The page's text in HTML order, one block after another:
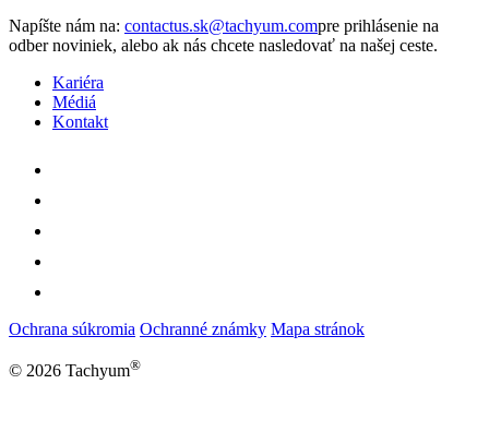
Napíšte nám na:
pre prihlásenie na
odber noviniek, alebo ak nás chcete nasledovať na našej ceste.
Kariéra
Médiá
Kontakt
Ochrana súkromia Ochranné známky Mapa stránok
© 2026 Tachyum®